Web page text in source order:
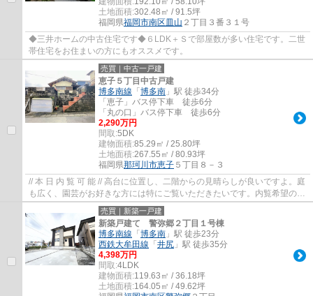
土地面積:302.48㎡ / 91.5坪
福岡県福岡市南区 皿山 ２丁目３番３１号
◆三井ホームの中古住宅です◆６LDK＋Ｓで部屋数が多い住宅です。二世
帯住宅をお住まいの方にもオススメです。
売買｜中古一戸建
恵子５丁目中古戸建
博多南線 「 博多南 」駅 徒歩34分
「恵子」バス停下車 徒歩6分
「丸の口」バス停下車 徒歩6分
2,290万円
間取:5DK
建物面積:85.29㎡ / 25.80坪
土地面積:267.55㎡ / 80.93坪
福岡県那珂川市恵子 ５丁目８－３
// 本 日 内 覧 可 能 // 高台に位置し、二階からの見晴らしが良いですよ。庭
も広く、園芸がお好きな方には特にご覧いただきたいです。内覧希望の方
はコチラへお電話ください→092－95...
売買｜新築一戸建
新築戸建て 警弥郷２丁目１号棟
博多南線 「 博多南 」駅 徒歩23分
西鉄大牟田線 「 井尻 」駅 徒歩35分
4,398万円
間取:4LDK
建物面積:119.63㎡ / 36.18坪
土地面積:164.05㎡ / 49.62坪